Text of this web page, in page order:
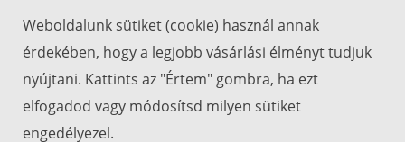
Weboldalunk sütiket (cookie) használ annak
érdekében, hogy a legjobb vásárlási élményt tudjuk
nyújtani. Kattints az "Értem" gombra, ha ezt
elfogadod vagy módosítsd milyen sütiket
engedélyezel.